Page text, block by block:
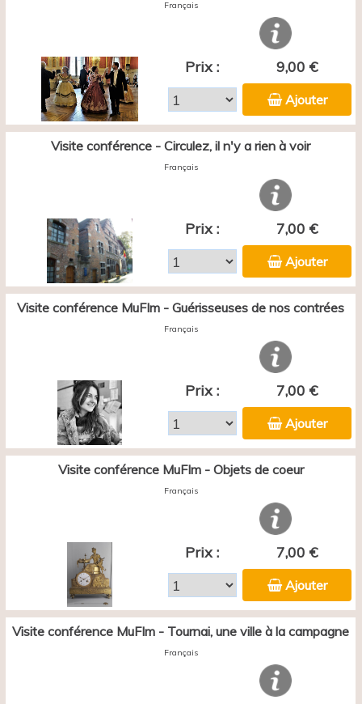
Français
Prix : 9,00 €
Ajouter
Visite conférence - Circulez, il n'y a rien à voir
Français
Prix : 7,00 €
Ajouter
Visite conférence MuFIm - Guérisseuses de nos contrées
Français
Prix : 7,00 €
Ajouter
Visite conférence MuFIm - Objets de coeur
Français
Prix : 7,00 €
Ajouter
Visite conférence MuFIm - Tournai, une ville à la campagne
Français